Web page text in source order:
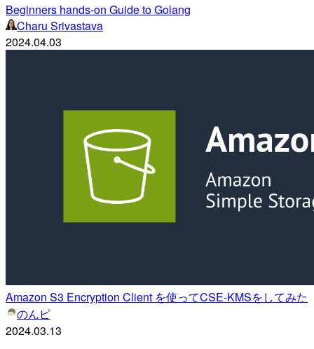
Beginners hands-on Guide to Golang
Charu Srivastava
2024.04.03
Amazon S3 Encryption Client を使ってCSE-KMSをしてみた
のんピ
2024.03.13